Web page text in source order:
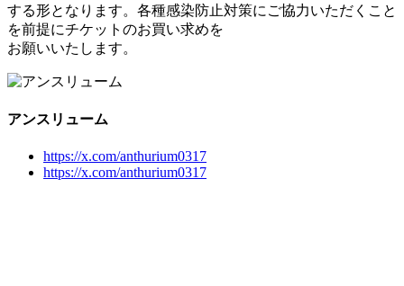
する形となります。各種感染防止対策にご協力いただくこと
を前提にチケットのお買い求めを
お願いいたします。
アンスリューム
https://x.com/anthurium0317
https://x.com/anthurium0317